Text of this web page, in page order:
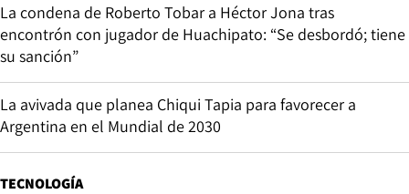
La condena de Roberto Tobar a Héctor Jona tras
encontrón con jugador de Huachipato: “Se desbordó; tiene
su sanción”
La avivada que planea Chiqui Tapia para favorecer a
Argentina en el Mundial de 2030
TECNOLOGÍA